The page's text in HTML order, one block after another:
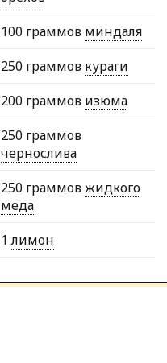
100 граммов миндаля
250 граммов кураги
200 граммов изюма
250 граммов
чернослива
250 граммовжидкого
меда
1 лимон